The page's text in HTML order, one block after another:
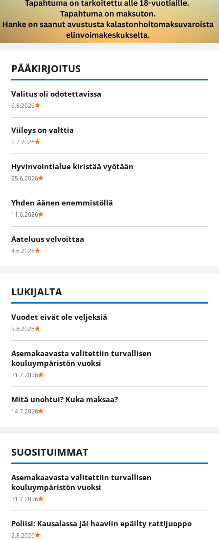
PÄÄKIRJOITUS
Valitus oli odotettavissa
6.8.2026
Viileys on valttia
2.7.2026
Hyvinvointialue kiristää vyötään
25.6.2026
Yhden äänen enemmistöllä
11.6.2026
Aateluus velvoittaa
4.6.2026
LUKIJALTA
Vuodet eivät ole veljeksiä
3.8.2026
Asemakaavasta valitettiin turvallisen
kouluympäristön vuoksi
31.7.2026
Mitä unohtui? Kuka maksaa?
14.7.2026
SUOSITUIMMAT
Asemakaavasta valitettiin turvallisen
kouluympäristön vuoksi
31.7.2026
Poliisi: Kausalassa jäi haaviin epäilty rattijuoppo
2.8.2026